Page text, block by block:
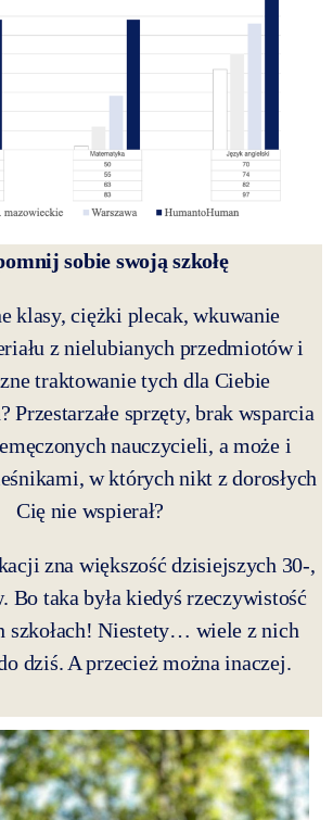
sobie swoją szkołę
klasy, ciężki plecak, wkuwanie
z nielubianych przedmiotów i
traktowanie tych dla Ciebie
Przestarzałe sprzęty, brak wsparcia
nauczycieli, a może i
w których nikt z dorosłych
Cię nie wspierał?
zna większość dzisiejszych 30-,
Bo taka była kiedyś rzeczywistość
szkołach! Niestety… wiele z nich
dziś. A przecież można inaczej.